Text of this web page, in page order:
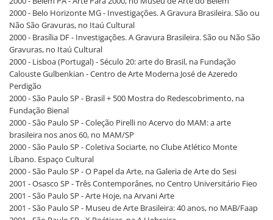
2000 - Belo Horizonte MG - Investigações. A Gravura Brasileira. São ou
Não São Gravuras, no Itaú Cultural
2000 - Brasília DF - Investigações. A Gravura Brasileira. São ou Não São
Gravuras, no Itaú Cultural
2000 - Lisboa (Portugal) - Século 20: arte do Brasil, na Fundação
Calouste Gulbenkian - Centro de Arte Moderna José de Azeredo
Perdigão
2000 - São Paulo SP - Brasil + 500 Mostra do Redescobrimento, na
Fundação Bienal
2000 - São Paulo SP - Coleção Pirelli no Acervo do MAM: a arte
brasileira nos anos 60, no MAM/SP
2000 - São Paulo SP - Coletiva Sociarte, no Clube Atlético Monte
Líbano. Espaço Cultural
2000 - São Paulo SP - O Papel da Arte, na Galeria de Arte do Sesi
2001 - Osasco SP - Três Contemporânes, no Centro Universitário Fieo
2001 - São Paulo SP - Arte Hoje, na Arvani Arte
2001 - São Paulo SP - Museu de Arte Brasileira: 40 anos, no MAB/Faap